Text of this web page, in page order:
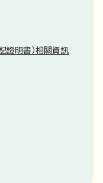
證明書）相關資訊